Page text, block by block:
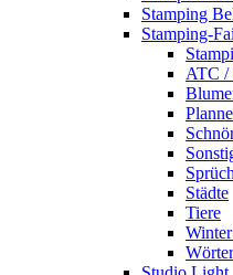
Stamping
Stamping-
ATC /
Städte
Tiere